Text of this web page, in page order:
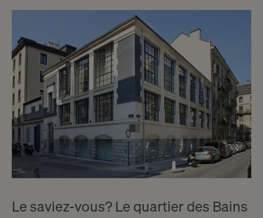
Le saviez-vous? Le quartier des Bains